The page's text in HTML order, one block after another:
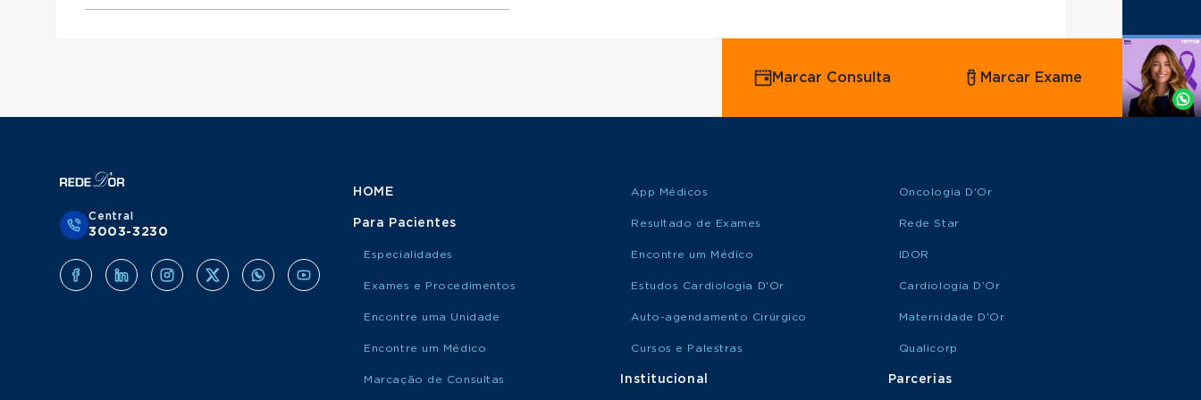
Urologista atende Porto Saúde
Agende
Whatsapp
Marcar Consulta Marcar Exame
Central
3003-3230
HOME
Para Pacientes
Especialidades
Exames e Procedimentos
Encontre uma Unidade
Encontre um Médico
Marcação de Consultas
App Médicos
Resultado de Exames
Encontre um Médico
Estudos Cardiologia D'Or
Auto-agendamento Cirúrgico
Cursos e Palestras
Institucional
Oncologia D'Or
Rede Star
IDOR
Cardiologia D’Or
Maternidade D'Or
Qualicorp
Parcerias